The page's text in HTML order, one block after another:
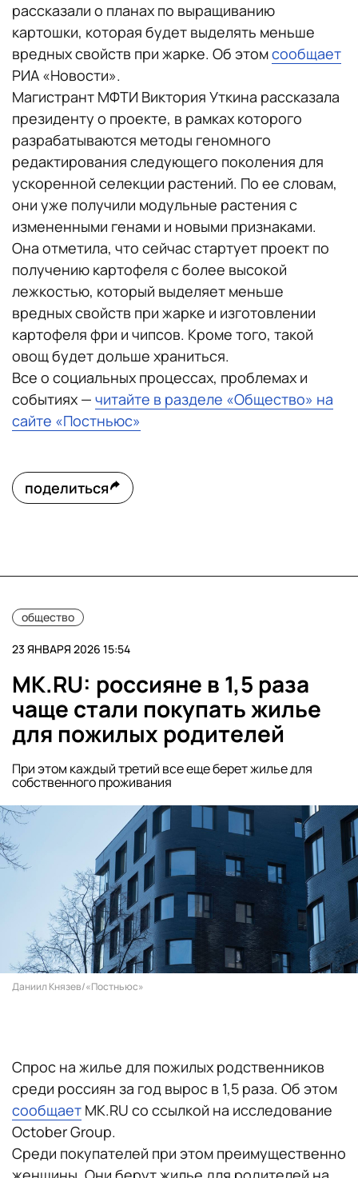
рассказали о планах по выращиванию
картошки, которая будет выделять меньше
вредных свойств при жарке. Об этомсообщает
РИА «Новости».
Магистрант МФТИ Виктория Уткина рассказала
президенту о проекте, в рамках которого
разрабатываются методы геномного
редактирования следующего поколения для
ускоренной селекции растений. По ее словам,
они уже получили модульные растения с
измененными генами и новыми признаками.
Она отметила, что сейчас стартует проект по
получению картофеля с более высокой
лежкостью, который выделяет меньше
вредных свойств при жарке и изготовлении
картофеля фри и чипсов. Кроме того, такой
овощ будет дольше храниться.
Все о социальных процессах, проблемах и
событиях — читайте в разделе «Общество» на
сайте «Постньюс»
поделиться
общество
23 ЯНВАРЯ 2026 15:54
MK.RU: россияне в 1,5 раза
чаще стали покупать жилье
для пожилых родителей
При этом каждый третий все еще берет жилье для
собственного проживания
Даниил Князев/«Постньюс»
Спрос на жилье для пожилых родственников
среди россиян за год вырос в 1,5 раза. Об этом
сообщает MK.RU со ссылкой на исследование
October Group.
Среди покупателей при этом преимущественно